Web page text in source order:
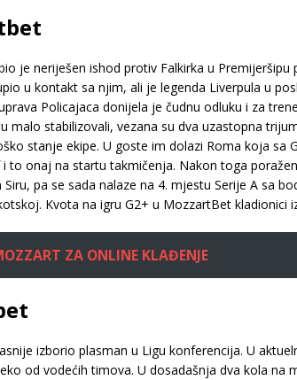
je neriješen ishod protiv Falkirka u
u kontakt sa njim, ali je legenda Liverpula u
Policajaca donijela je čudnu odluku i za
stabilizovali, vezana su dva uzastopna
stanje ekipe. U goste im dolazi Roma koja sa
onaj na startu takmičenja. Nakon toga
pa se sada nalaze na 4. mjestu Serije A sa
Kvota na igru G2+ u MozzartBet kladionici
ZA ONLINE KLAĐENJE
izborio plasman u Ligu konferencija. U
od vodećih timova. U dosadašnja dva kola na